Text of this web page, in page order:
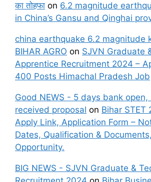
का तोहफा on 6.2 magnitude
in China’s Gansu and Qinghai
china earthquake 6.2 magnitude
BIHAR AGRO on SJVN Graduate
Apprentice Recruitment 2024 –
400 Posts Himachal Pradesh Job
Good NEWS - 5 days bank open,
received proposal on Bihar STET
Apply Link, Application Form –
Dates, Qualification &
Opportunity.
BIG NEWS - SJVN Graduate &